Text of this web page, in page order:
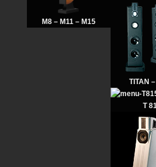
M8 – M11 – M15
TITAN
T